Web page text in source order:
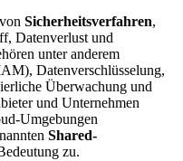
Sicherheitsverfahren,
Datenverlust und
unter anderem
Datenverschlüsselung,
Überwachung und
und Unternehmen
Umgebungen
Shared-
zu.